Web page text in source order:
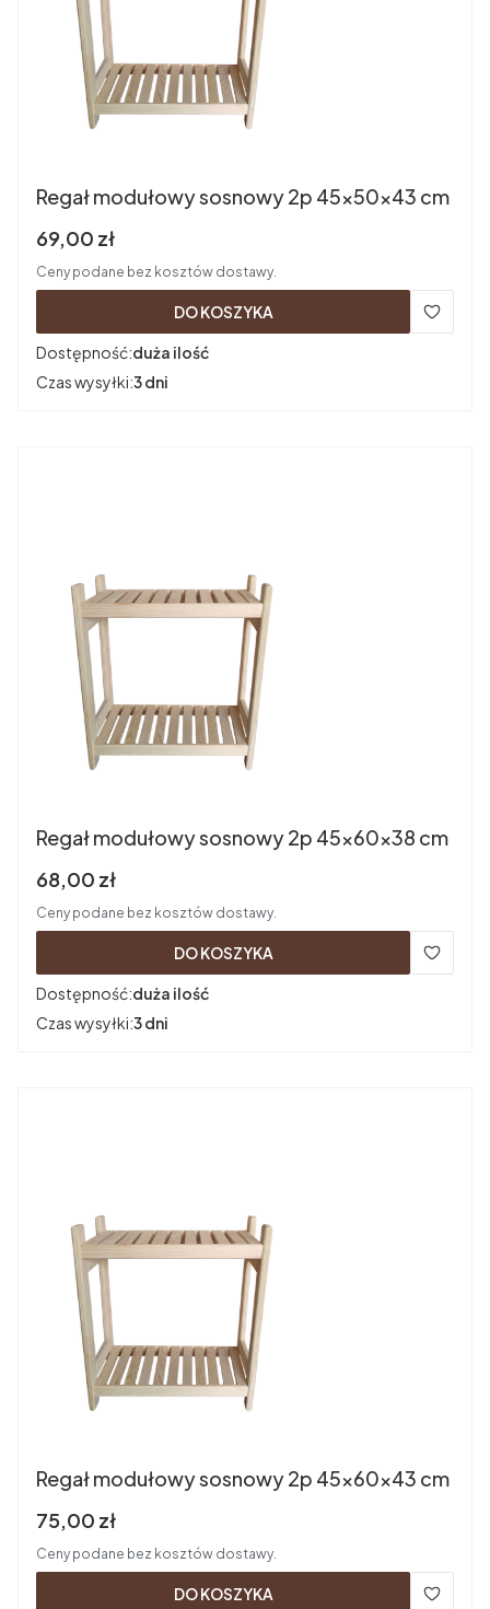
Regał modułowy sosnowy 2p 45x50x43 cm
Cena brutto
69,00 zł
Ceny podane bez kosztów dostawy.
DO KOSZYKA
Dostępność:duża ilość
Czas wysyłki:3 dni
Regał modułowy sosnowy 2p 45x60x38 cm
Cena brutto
68,00 zł
Ceny podane bez kosztów dostawy.
DO KOSZYKA
Dostępność:duża ilość
Czas wysyłki:3 dni
Regał modułowy sosnowy 2p 45x60x43 cm
Cena brutto
75,00 zł
Ceny podane bez kosztów dostawy.
DO KOSZYKA